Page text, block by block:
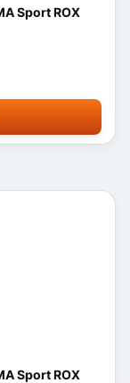
Sport ROX
Sport ROX